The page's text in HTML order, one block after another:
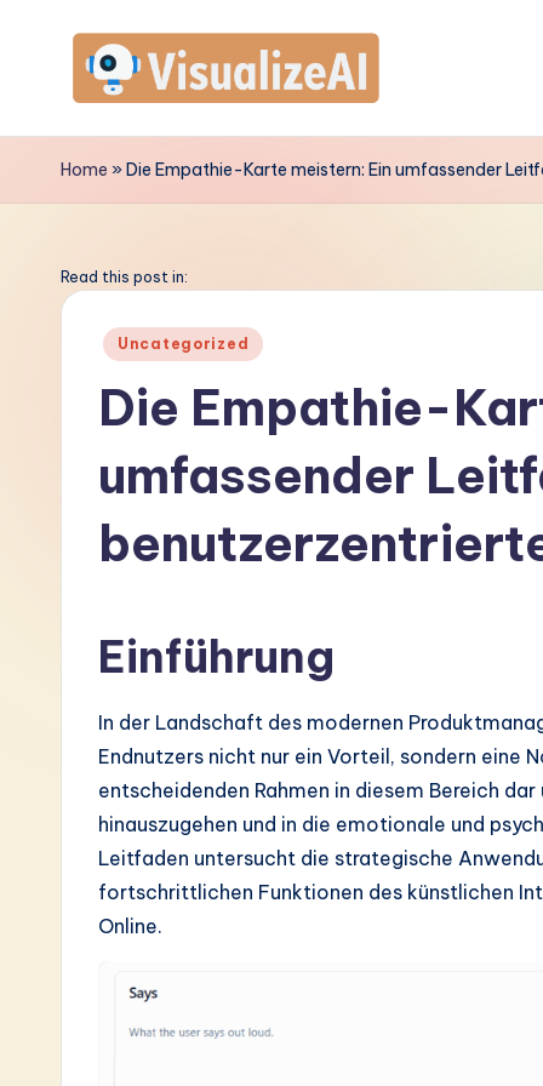
contentV
is
a
m
Home »Die Empathie-Karte meistern: Ein umfassender
Read this post in:
Posted
Uncategorized
Die Empathie-
umfassender
Einführung
In der Landschaft des modernen
Endnutzers nicht nur ein Vorteil, sondern
entscheidenden Rahmen in diesem Bereich
hinauszugehen und in die emotionale und
Leitfaden untersucht die strategische
fortschrittlichen Funktionen des künstlichen
Online.